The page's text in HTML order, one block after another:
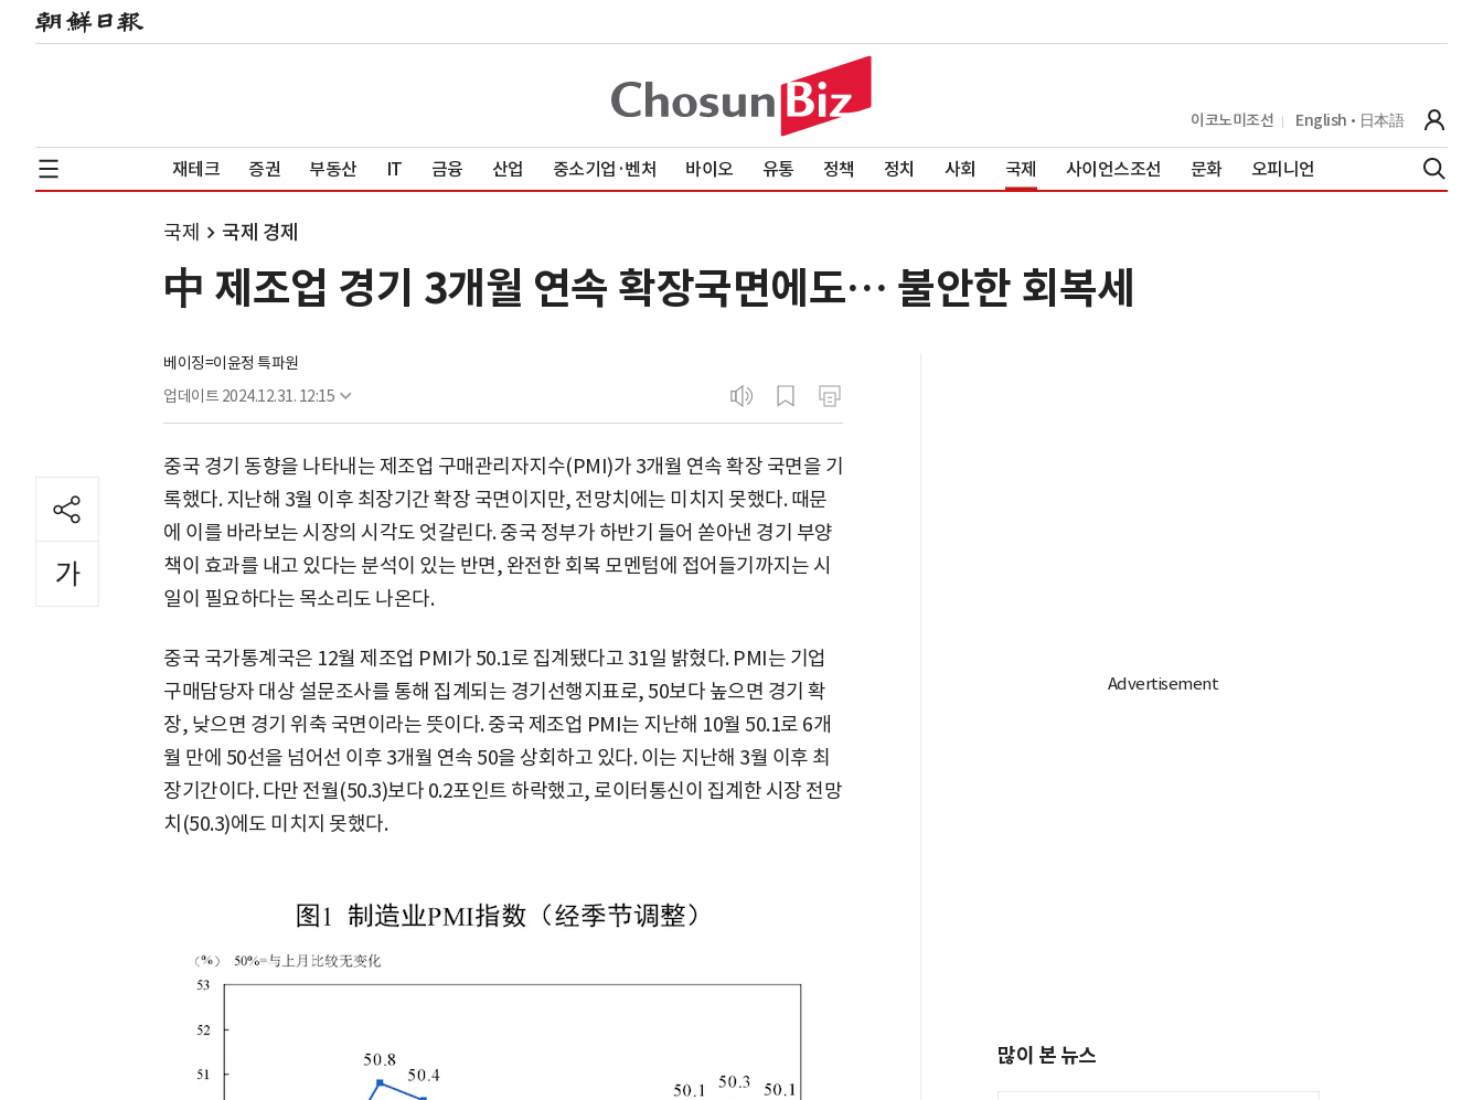
이코노미조선 English 日本語
재테크 증권 부동산 IT 금융 산업 중소기업·벤처 바이오 유통 정책 정치 사회 국제 사이언스조선 문화 오피니언
국제 국제 경제
中 제조업 경기 3개월 연속 확장국면에도… 불안한 회복세
베이징=이윤정 특파원
업데이트 2024.12.31. 12:15
중국 경기 동향을 나타내는 제조업 구매관리자지수(PMI)가 3개월 연속 확장 국면을 기
록했다. 지난해 3월 이후 최장기간 확장 국면이지만, 전망치에는 미치지 못했다. 때문
에 이를 바라보는 시장의 시각도 엇갈린다. 중국 정부가 하반기 들어 쏟아낸 경기 부양
책이 효과를 내고 있다는 분석이 있는 반면, 완전한 회복 모멘텀에 접어들기까지는 시
일이 필요하다는 목소리도 나온다.
중국 국가통계국은 12월 제조업 PMI가 50.1로 집계됐다고 31일 밝혔다. PMI는 기업
구매담당자 대상 설문조사를 통해 집계되는 경기선행지표로, 50보다 높으면 경기 확
장, 낮으면 경기 위축 국면이라는 뜻이다. 중국 제조업 PMI는 지난해 10월 50.1로 6개
월 만에 50선을 넘어선 이후 3개월 연속 50을 상회하고 있다. 이는 지난해 3월 이후 최
장기간이다. 다만 전월(50.3)보다 0.2포인트 하락했고, 로이터통신이 집계한 시장 전망
치(50.3)에도 미치지 못했다.
많이 본 뉴스